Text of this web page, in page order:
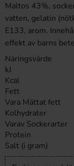
Maltos 43%,
vatten, gelatin
E133, arom.
effekt av barns
Näringsvärde
kJ
Kcal
Fett
Vara Mättat fett
Kolhydrater
Varav Sockerarter
Protein
Salt (i gram)